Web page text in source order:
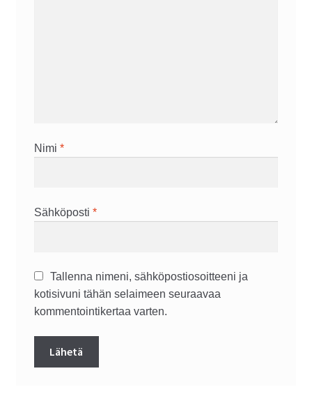
Nimi *
Sähköposti *
Tallenna nimeni, sähköpostiosoitteeni ja
kotisivuni tähän selaimeen seuraavaa
kommentointikertaa varten.